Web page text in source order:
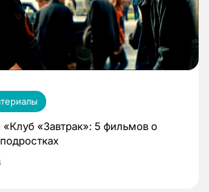
«Клуб «Завтрак»: 5 фильмов о